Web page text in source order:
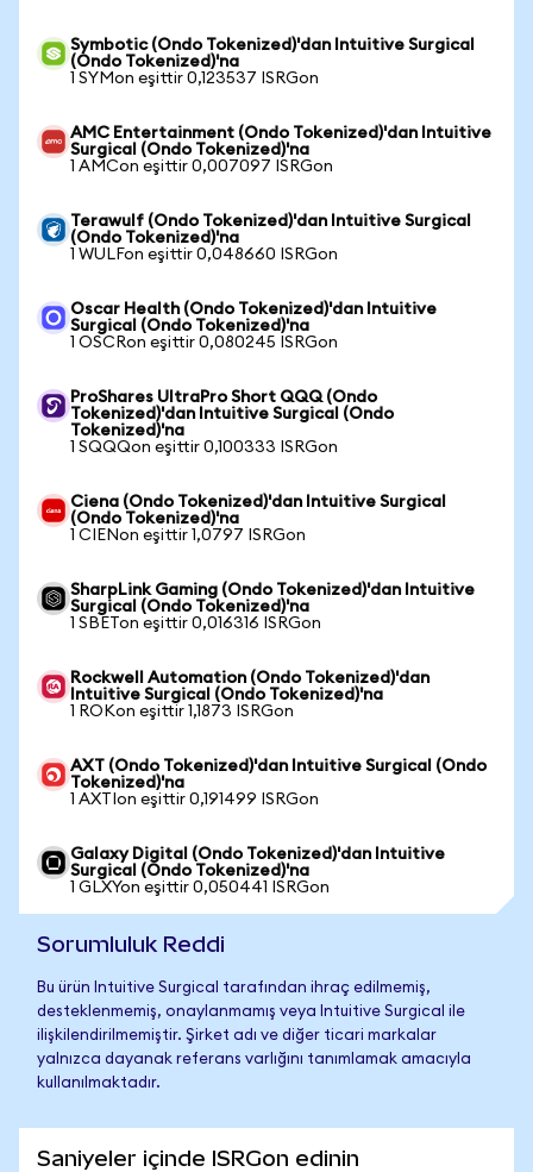
Symbotic (Ondo Tokenized)'dan Intuitive Surgical
(Ondo Tokenized)'na
1 SYMon eşittir 0,123537 ISRGon
AMC Entertainment (Ondo Tokenized)'dan Intuitive
Surgical (Ondo Tokenized)'na
1 AMCon eşittir 0,007097 ISRGon
Terawulf (Ondo Tokenized)'dan Intuitive Surgical
(Ondo Tokenized)'na
1 WULFon eşittir 0,048660 ISRGon
Oscar Health (Ondo Tokenized)'dan Intuitive
Surgical (Ondo Tokenized)'na
1 OSCRon eşittir 0,080245 ISRGon
ProShares UltraPro Short QQQ (Ondo
Tokenized)'dan Intuitive Surgical (Ondo
Tokenized)'na
1 SQQQon eşittir 0,100333 ISRGon
Ciena (Ondo Tokenized)'dan Intuitive Surgical
(Ondo Tokenized)'na
1 CIENon eşittir 1,0797 ISRGon
SharpLink Gaming (Ondo Tokenized)'dan Intuitive
Surgical (Ondo Tokenized)'na
1 SBETon eşittir 0,016316 ISRGon
Rockwell Automation (Ondo Tokenized)'dan
Intuitive Surgical (Ondo Tokenized)'na
1 ROKon eşittir 1,1873 ISRGon
AXT (Ondo Tokenized)'dan Intuitive Surgical (Ondo
Tokenized)'na
1 AXTIon eşittir 0,191499 ISRGon
Galaxy Digital (Ondo Tokenized)'dan Intuitive
Surgical (Ondo Tokenized)'na
1 GLXYon eşittir 0,050441 ISRGon
Sorumluluk Reddi
Bu ürün Intuitive Surgical tarafından ihraç edilmemiş,
desteklenmemiş, onaylanmamış veya Intuitive Surgical ile
ilişkilendirilmemiştir. Şirket adı ve diğer ticari markalar
yalnızca dayanak referans varlığını tanımlamak amacıyla
kullanılmaktadır.
Saniyeler içinde ISRGon edinin